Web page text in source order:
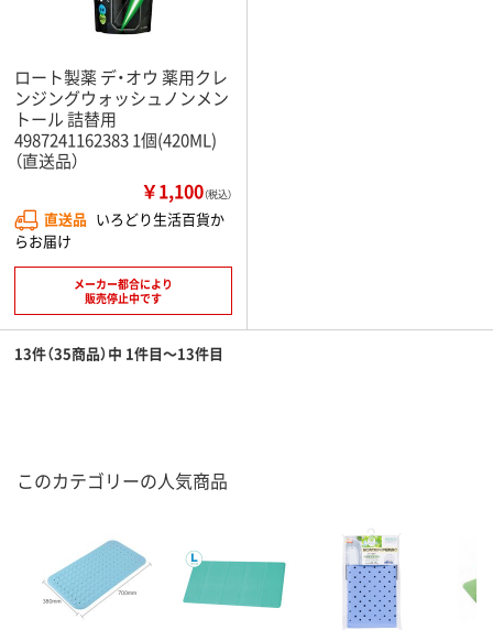
ロート製薬 デ・オウ 薬用クレ
ンジングウォッシュノンメン
トール 詰替用
4987241162383 1個(420ML)
（直送品）
￥1,100（税込）
直送品 いろどり生活百貨か
らお届け
メーカー都合により
販売停止中です
13件（35商品）中 1件目～13件目
このカテゴリーの人気商品